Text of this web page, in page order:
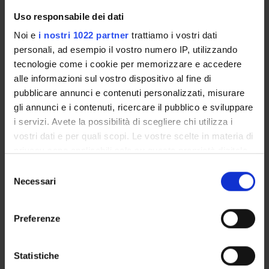
Uso responsabile dei dati
Noi e i nostri 1022 partner trattiamo i vostri dati
personali, ad esempio il vostro numero IP, utilizzando
tecnologie come i cookie per memorizzare e accedere
alle informazioni sul vostro dispositivo al fine di
pubblicare annunci e contenuti personalizzati, misurare
gli annunci e i contenuti, ricercare il pubblico e sviluppare
i servizi. Avete la possibilità di scegliere chi utilizza i
vostri dati e per quali scopi. Le vostre scelte in materia di
modificare o revocare il proprio consenso in qualsiasi
momento dalla Dichiarazione sui cookie o facendo clic
raccogliere informazioni sulla tua posizione
delNecessari
Preferenze
Statistiche
Ministero dell'Istruzione dell'Università e della Ricerca
Finanziamento:assegnato e gestito dal Dipartimento
MINISTERO - Ricerche finanziate su Fondi di
altri Ministeri
PARTECIPANTI AL PROGETTO
Roberto Bassi
Biotecnologie vegetali